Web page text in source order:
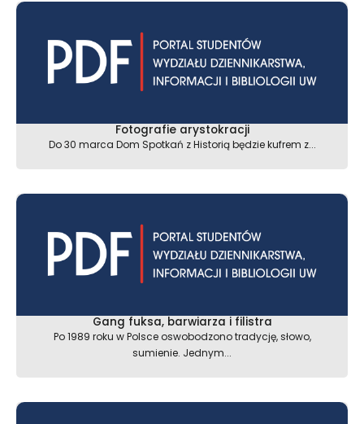
Fotografie arystokracji
Do 30 marca Dom Spotkań z Historią będzie kufrem z...
Gang fuksa, barwiarza i filistra
Po 1989 roku w Polsce oswobodzono tradycję, słowo,
sumienie. Jednym...